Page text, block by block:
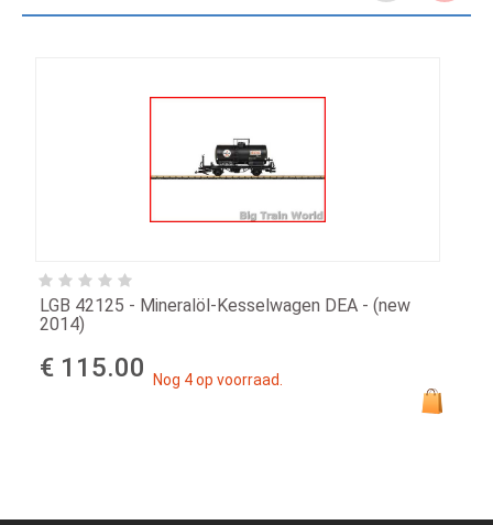
LGB 42125 - Mineralöl-Kesselwagen DEA - (new
2014)
€ 115.00 Nog 4 op voorraad.